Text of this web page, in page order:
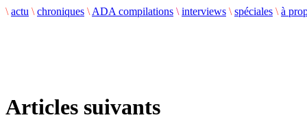
\ actu \ chroniques \ ADA compilations \ interviews \ spéciales \ à
Articles suivants